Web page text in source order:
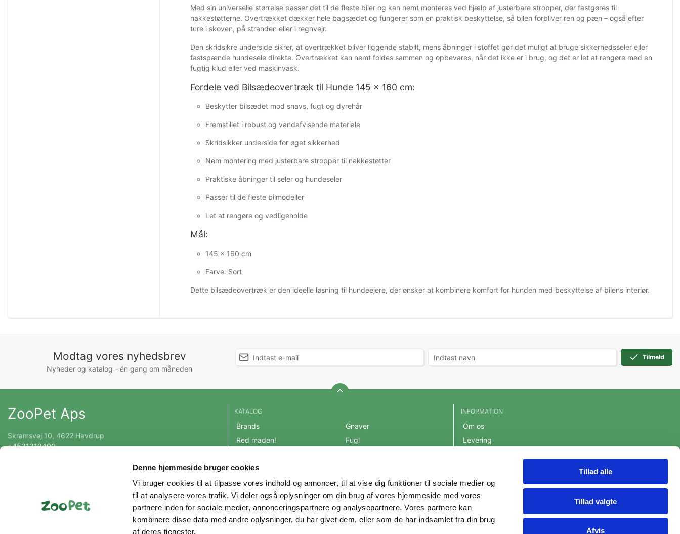
Denne hjemmeside bruger cookies
Vi bruger cookies til at tilpasse vores indhold og annoncer, til at vise dig funktioner til sociale medier og
til at analysere vores trafik. Vi deler også oplysninger om din brug af vores hjemmeside med vores
partnere inden for sociale medier, annonceringspartnere og analysepartnere. Vores partnere kan
kombinere disse data med andre oplysninger, du har givet dem, eller som de har indsamlet fra din brug
af deres tjenester.
Tillad alle
Tillad valgte
Afvis
Med sin universelle størrelse passer det til de fleste biler og kan nemt monteres ved hjælp af justerbare stropper, der fastgøres til
nakkestøtterne. Overtrækket dækker hele bagsædet og fungerer som en praktisk beskyttelse, så bilen forbliver ren og pæn – også efter
ture i skoven, på stranden eller i regnvejr.
Den skridsikre underside sikrer, at overtrækket bliver liggende stabilt, mens åbninger i stoffet gør det muligt at bruge sikkerhedsseler eller
fastspænde hundesele direkte. Overtrækket kan nemt foldes sammen og opbevares, når det ikke er i brug, og det er let at rengøre med en
fugtig klud eller ved maskinvask.
Fordele ved Bilsædeovertræk til Hunde 145 × 160 cm:
Beskytter bilsædet mod snavs, fugt og dyrehår
Fremstillet i robust og vandafvisende materiale
Skridsikker underside for øget sikkerhed
Nem montering med justerbare stropper til nakkestøtter
Praktiske åbninger til seler og hundeseler
Passer til de fleste bilmodeller
Let at rengøre og vedligeholde
Mål:
145 × 160 cm
Farve: Sort
Dette bilsædeovertræk er den ideelle løsning til hundeejere, der ønsker at kombinere komfort for hunden med beskyttelse af bilens interiør.
Modtag vores nyhedsbrev
Nyheder og katalog - én gang om måneden
Tilmeld
ZooPet Aps
Skramsvej 10, 4622 Havdrup
+4531319490
KATALOG
Brands
Red maden!
Mest populære varer
OUTLET
Hund
Kat
Gnaver
Fugl
Hest
Andre Dyr
Veterinærfoder
INFORMATION
Om os
Levering
Persondatapolitik
Fortrydelsesret